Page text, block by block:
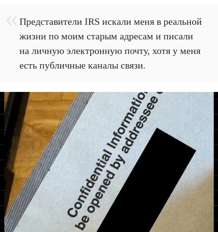
Представители IRS искали меня в реальной
жизни по моим старым адресам и писали
на личную электронную почту, хотя у меня
есть публичные каналы связи.